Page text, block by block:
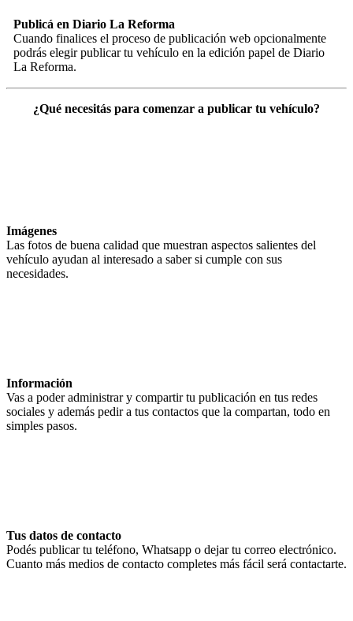
Publicá en Diario La Reforma
Cuando finalices el proceso de publicación web opcionalmente
podrás elegir publicar tu vehículo en la edición papel de Diario
La Reforma.
¿Qué necesitás para comenzar a publicar tu vehículo?
Imágenes
Las fotos de buena calidad que muestran aspectos salientes del
vehículo ayudan al interesado a saber si cumple con sus
necesidades.
Información
Vas a poder administrar y compartir tu publicación en tus redes
sociales y además pedir a tus contactos que la compartan, todo en
simples pasos.
Tus datos de contacto
Podés publicar tu teléfono, Whatsapp o dejar tu correo electrónico.
Cuanto más medios de contacto completes más fácil será contactarte.